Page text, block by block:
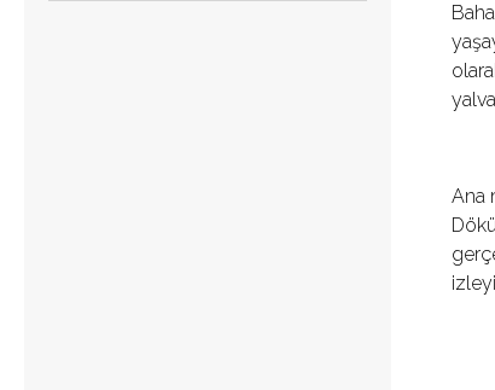
Ana